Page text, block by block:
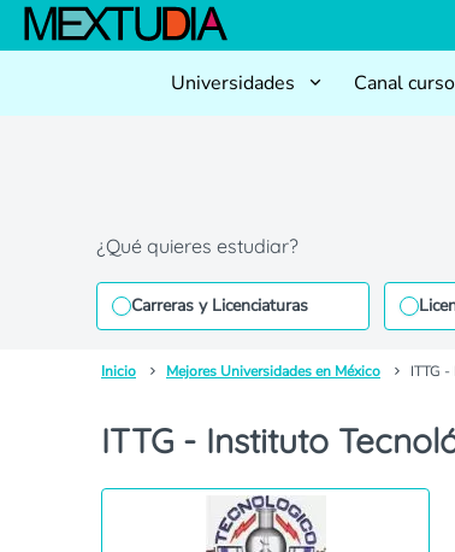
Universidades Canal
¿Qué quieres estudiar?
Carreras y Licenciaturas
Inicio Mejores Universidades en México ITTG
ITTG - Instituto